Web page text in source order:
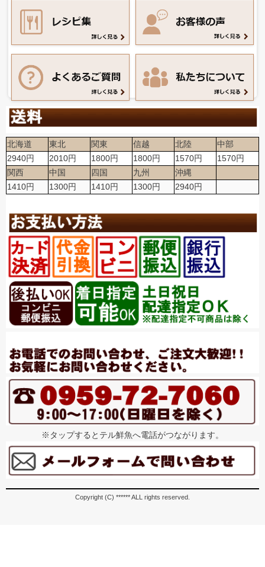
北海道 東北 関東 信越 北陸
中部
2940円
2010円 1800円 1800円 1570円
1570円
関西
中国 四国 九州
沖縄
1410円
1300円 1410円 1300円 2940円
※タップするとテル鮮魚へ電話がつながります。
Copyright (C) ****** ALL rights reserved.